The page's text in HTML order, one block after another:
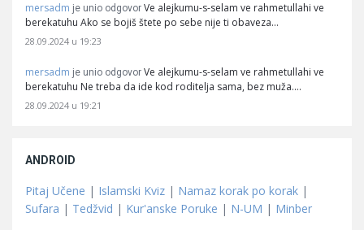
mersadm je unio odgovor Ve alejkumu-s-selam ve rahmetullahi ve
berekatuhu Ako se bojiš štete po sebe nije ti obaveza…
28.09.2024 u 19:23
mersadm je unio odgovor Ve alejkumu-s-selam ve rahmetullahi ve
berekatuhu Ne treba da ide kod roditelja sama, bez muža.…
28.09.2024 u 19:21
ANDROID
Pitaj Učene | Islamski Kviz | Namaz korak po korak |
Sufara | Tedžvid | Kur'anske Poruke | N-UM | Minber